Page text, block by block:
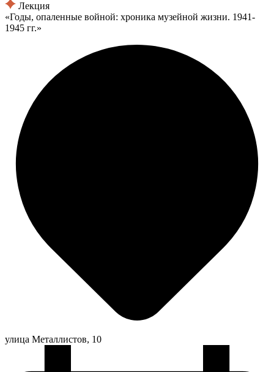
Лекция
«Годы, опаленные войной: хроника музейной жизни. 1941-
1945 гг.»
улица Металлистов, 10